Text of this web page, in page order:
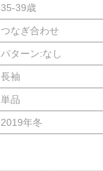
35-39歳
つなぎ合わせ
パターン:なし
長袖
単品
2019年冬